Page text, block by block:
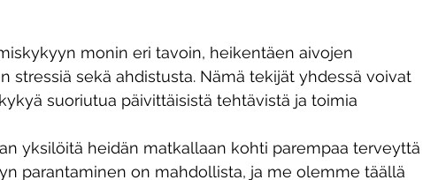
monin eri tavoin, heikentäen aivojen
stressiä sekä ahdistusta. Nämä tekijät yhdessä voivat
suoriutua päivittäisistä tehtävistä ja toimia
yksilöitä heidän matkallaan kohti parempaa terveyttä
parantaminen on mahdollista, ja me olemme täällä